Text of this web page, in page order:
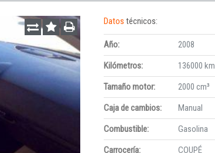
Datostécnicos:
Año:
2008
Kilómetros:
136000 km
Tamaño motor:
2000 cm³
Caja de cambios:
Manual
Combustible:
Gasolina
Carrocería:
COUPÉ